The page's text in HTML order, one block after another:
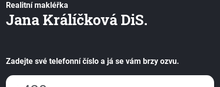
Realitní makléřka
Jana Králíčková DiS.
Zadejte své telefonní číslo a já se vám brzy ozvu.